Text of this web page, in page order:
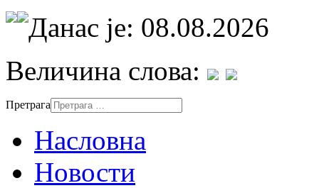
Данас је: 08.08.2026
Величина слова:
Претрага
Насловна
Новости